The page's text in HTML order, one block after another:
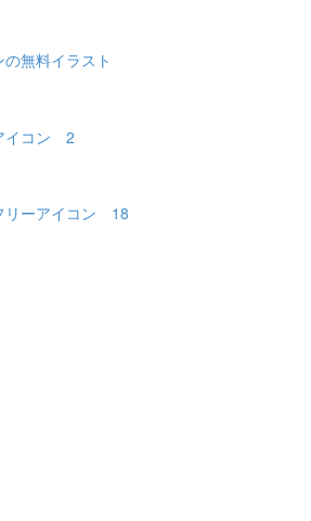
無料イラスト
イコン 2
リーアイコン 18